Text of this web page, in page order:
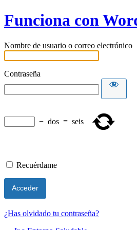
Funciona con
Nombre de usuario o correo electrónico
Contraseña
− dos = seis
Recuérdame
¿Has olvidado tu contraseña?